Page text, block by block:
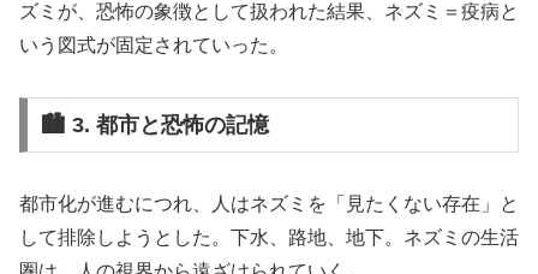
ズミが、恐怖の象徴として扱われた結果、ネズミ＝疫病と
いう図式が固定されていった。
🏙️ 3. 都市と恐怖の記憶
都市化が進むにつれ、人はネズミを「見たくない存在」と
して排除しようとした。下水、路地、地下。ネズミの生活